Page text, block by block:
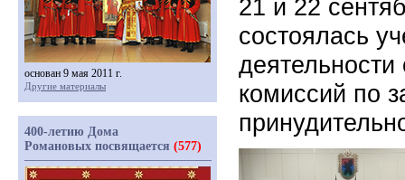
21 и 22
состоялась
комиссий по
основан 9 мая 2011 г.
Другие материалы
400-летию Дома
Романовых посвящается (577)